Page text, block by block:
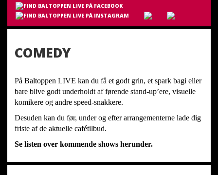
COMEDY
På Baltoppen LIVE kan du få et godt grin, et spark bagi eller
bare blive godt underholdt af førende stand-up’ere, visuelle
komikere og andre speed-snakkere.
Desuden kan du før, under og efter arrangementerne lade dig
friste af de aktuelle cafétilbud.
Se listen over kommende shows herunder.